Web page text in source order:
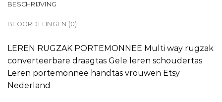
BESCHRIJVING
BEOORDELINGEN (0)
LEREN RUGZAK PORTEMONNEE Multi way rugzak
converteerbare draagtas Gele leren schoudertas
Leren portemonnee handtas vrouwen Etsy
Nederland